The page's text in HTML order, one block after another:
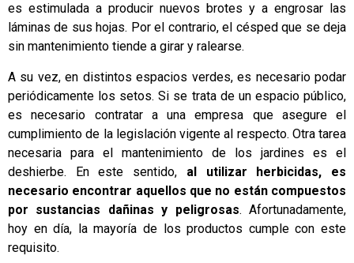
es estimulada a producir nuevos brotes y a engrosar las
láminas de sus hojas. Por el contrario, el césped que se deja
sin mantenimiento tiende a girar y ralearse.
A su vez, en distintos espacios verdes, es necesario podar
periódicamente los setos. Si se trata de un espacio público,
es necesario contratar a una empresa que asegure el
cumplimiento de la legislación vigente al respecto. Otra tarea
necesaria para el mantenimiento de los jardines es el
deshierbe. En este sentido, al utilizar herbicidas, es
necesario encontrar aquellos que no están compuestos
por sustancias dañinas y peligrosas. Afortunadamente,
hoy en día, la mayoría de los productos cumple con este
requisito.